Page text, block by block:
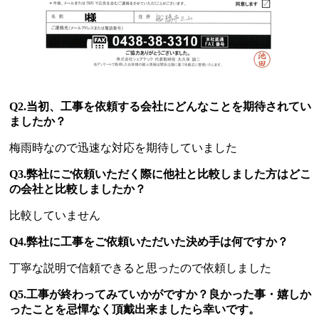
Q2.当初、工事を依頼する会社にどんなことを期待されてい
ましたか？
梅雨時なので迅速な対応を期待していました
Q3.弊社にご依頼いただく際に他社と比較しました方はどこ
の会社と比較しましたか？
比較していません
Q4.弊社に工事をご依頼いただいた決め手は何ですか？
丁寧な説明で信頼できると思ったので依頼しました
Q5.工事が終わってみていかがですか？良かった事・嬉しか
ったことを忌憚なく頂戴出来ましたら幸いです。